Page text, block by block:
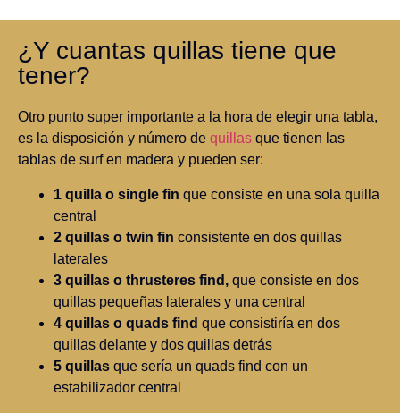
¿Y cuantas quillas tiene que
tener?
Otro punto super importante a la hora de elegir una tabla,
es la disposición y número de quillas que tienen las
tablas de surf en madera y pueden ser:
1 quilla o single fin que consiste en una sola quilla
central
2 quillas o twin fin consistente en dos quillas
laterales
3 quillas o thrusteres find, que consiste en dos
quillas pequeñas laterales y una central
4 quillas o quads find que consistiría en dos
quillas delante y dos quillas detrás
5 quillas que sería un quads find con un
estabilizador central